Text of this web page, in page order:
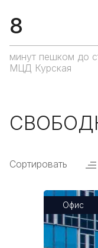
8
минут пешком до
МЦД Курская
Сортировать
Офис